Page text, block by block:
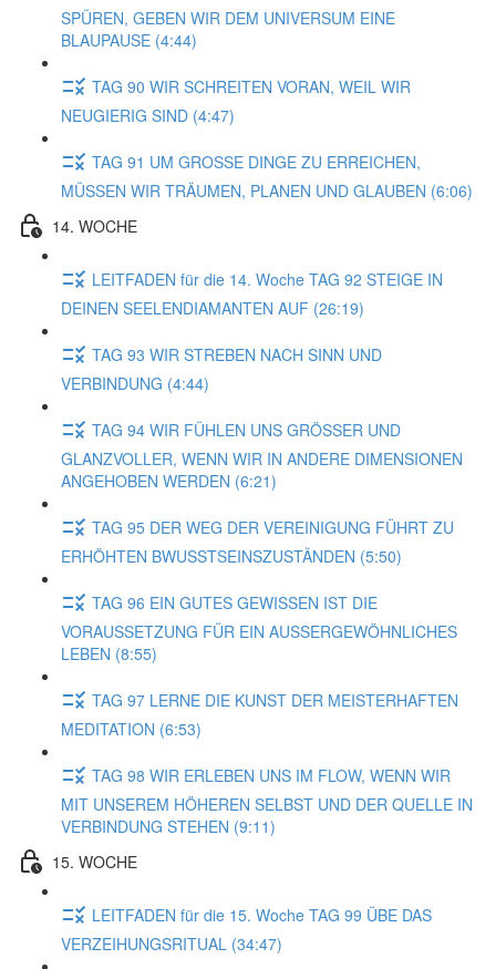
SPÜREN, GEBEN WIR DEM UNIVERSUM EINE
BLAUPAUSE (4:44)
TAG 90 WIR SCHREITEN VORAN, WEIL WIR
NEUGIERIG SIND (4:47)
TAG 91 UM GROSSE DINGE ZU ERREICHEN,
MÜSSEN WIR TRÄUMEN, PLANEN UND GLAUBEN (6:06)
14. WOCHE
LEITFADEN für die 14. Woche TAG 92 STEIGE IN
DEINEN SEELENDIAMANTEN AUF (26:19)
TAG 93 WIR STREBEN NACH SINN UND
VERBINDUNG (4:44)
TAG 94 WIR FÜHLEN UNS GRÖSSER UND
GLANZVOLLER, WENN WIR IN ANDERE DIMENSIONEN
ANGEHOBEN WERDEN (6:21)
TAG 95 DER WEG DER VEREINIGUNG FÜHRT ZU
ERHÖHTEN BWUSSTSEINSZUSTÄNDEN (5:50)
TAG 96 EIN GUTES GEWISSEN IST DIE
VORAUSSETZUNG FÜR EIN AUSSERGEWÖHNLICHES
LEBEN (8:55)
TAG 97 LERNE DIE KUNST DER MEISTERHAFTEN
MEDITATION (6:53)
TAG 98 WIR ERLEBEN UNS IM FLOW, WENN WIR
MIT UNSEREM HÖHEREN SELBST UND DER QUELLE IN
VERBINDUNG STEHEN (9:11)
15. WOCHE
LEITFADEN für die 15. Woche TAG 99 ÜBE DAS
VERZEIHUNGSRITUAL (34:47)